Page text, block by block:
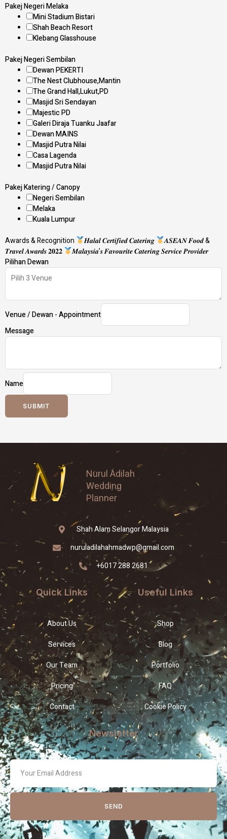
Pakej Negeri Melaka
Mini Stadium Bistari
Shah Beach Resort
Klebang Glasshouse
Pakej Negeri Sembilan
Dewan PEKERTI
The Nest Clubhouse,Mantin
The Grand Hall,Lukut,PD
Masjid Sri Sendayan
Majestic PD
Galeri Diraja Tuanku Jaafar
Dewan MAINS
Masjid Putra Nilai
Casa Lagenda
Masjid Putra Nilai
Pakej Katering / Canopy
Negeri Sembilan
Melaka
Kuala Lumpur
Awards & Recognition
𝑯𝒂𝒍𝒂𝒍 𝑪𝒆𝒓𝒕𝒊𝒇𝒊𝒆𝒅 𝑪𝒂𝒕𝒆𝒓𝒊𝒏𝒈
𝑨𝑺𝑬𝑨𝑵 𝑭𝒐𝒐𝒅 &
𝑻𝒓𝒂𝒗𝒆𝒍 𝑨𝒘𝒂𝒓𝒅𝒔 𝟐𝟎𝟐𝟐
𝑴𝒂𝒍𝒂𝒚𝒔𝒊𝒂’𝒔 𝑭𝒂𝒗𝒐𝒖𝒓𝒊𝒕𝒆 𝑪𝒂𝒕𝒆𝒓𝒊𝒏𝒈 𝑺𝒆𝒓𝒗𝒊𝒄𝒆 𝑷𝒓𝒐𝒗𝒊𝒅𝒆𝒓
Pilihan Dewan
Venue / Dewan - Appointment
Message
Name
SUBMIT
Nurul Adilah
Wedding
Planner
Shah Alam Selangor Malaysia
nuruladilahahmadwp@gmail.com
+6017 288 2681
Quick Links
About Us
Services
Our Team
Pricing
Contact
Useful Links
Shop
Blog
Portfolio
FAQ
Cookie Policy
Newsletter
SEND